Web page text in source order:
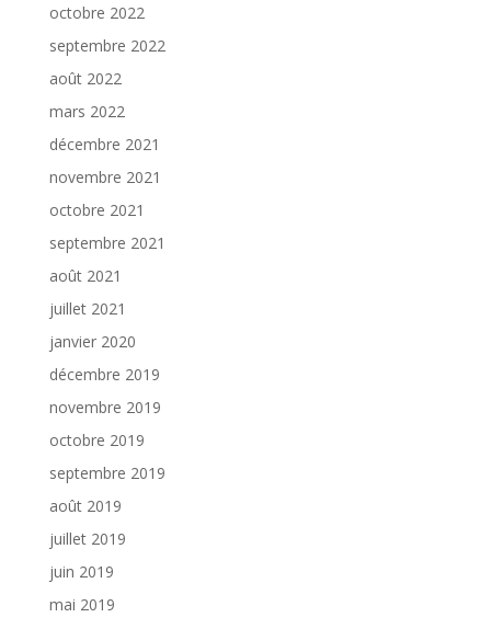
octobre 2022
septembre 2022
août 2022
mars 2022
décembre 2021
novembre 2021
octobre 2021
septembre 2021
août 2021
juillet 2021
janvier 2020
décembre 2019
novembre 2019
octobre 2019
septembre 2019
août 2019
juillet 2019
juin 2019
mai 2019